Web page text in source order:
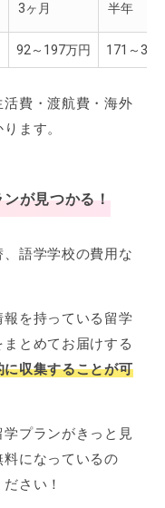
3ヶ月 半年
92～197万円 171～360
費・渡航費・海外
ます。
が見つかる！
語学学校の費用な
を持っている留学
とめてお届けする
収集することが可
プランがきっと見
になっているの
さい！